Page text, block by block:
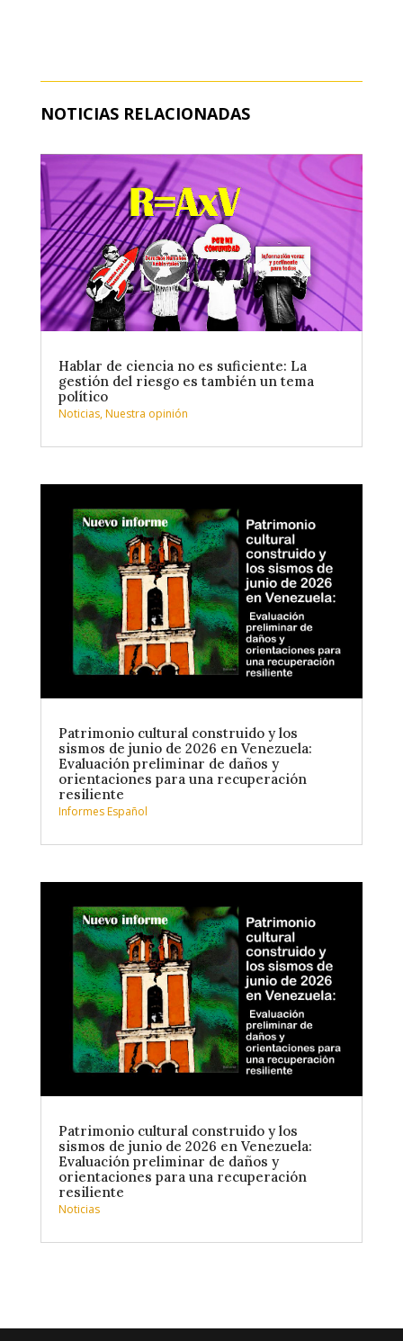
NOTICIAS RELACIONADAS
Hablar de ciencia no es suficiente: La
gestión del riesgo es también un tema
político
Noticias,Nuestra opinión
Patrimonio cultural construido y los
sismos de junio de 2026 en Venezuela:
Evaluación preliminar de daños y
orientaciones para una recuperación
resiliente
Informes Español
Patrimonio cultural construido y los
sismos de junio de 2026 en Venezuela:
Evaluación preliminar de daños y
orientaciones para una recuperación
resiliente
Noticias